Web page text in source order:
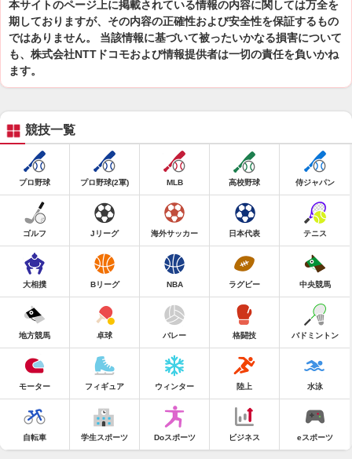
本サイトのページ上に掲載されている情報の内容に関しては万全を
期しておりますが、その内容の正確性および安全性を保証するもの
ではありません。 当該情報に基づいて被ったいかなる損害について
も、株式会社NTTドコモおよび情報提供者は一切の責任を負いかね
ます。
競技一覧
プロ野球 プロ野球(2軍) MLB 高校野球 侍ジャパン
ゴルフ Jリーグ 海外サッカー 日本代表 テニス
大相撲 Bリーグ NBA ラグビー 中央競馬
地方競馬 卓球 バレー 格闘技 バドミントン
モーター フィギュア ウィンター 陸上 水泳
自転車 学生スポーツ Doスポーツ ビジネス eスポーツ